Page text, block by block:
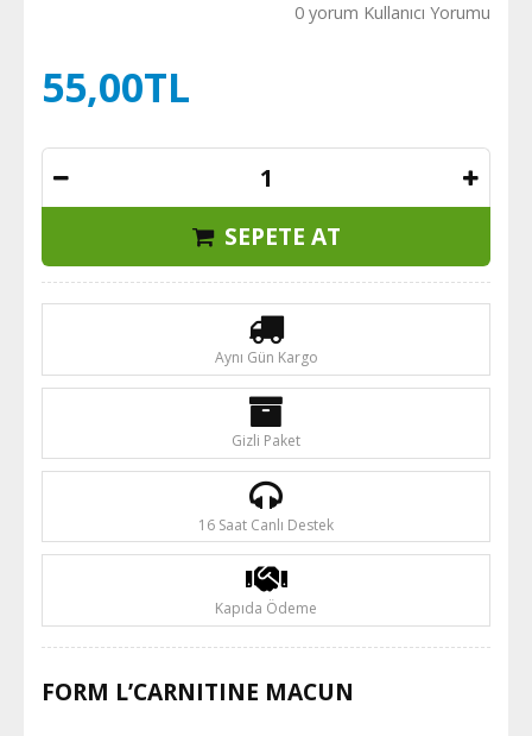
0 yorum Kullanıcı Yorumu
55,00TL
SEPETE AT
Aynı Gün Kargo
Gizli Paket
16 Saat Canlı Destek
Kapıda Ödeme
FORM L’CARNITINE MACUN